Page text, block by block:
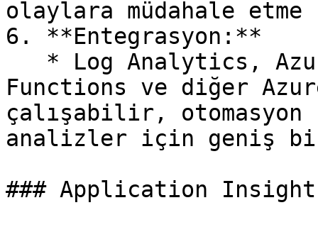
olaylara müdahale
6. **Entegrasyon:**
Functions ve diğer
çalışabilir, otomasyon
analizler için geniş
### Application